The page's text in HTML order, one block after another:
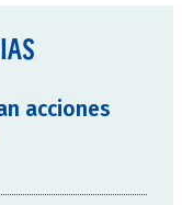
acciones